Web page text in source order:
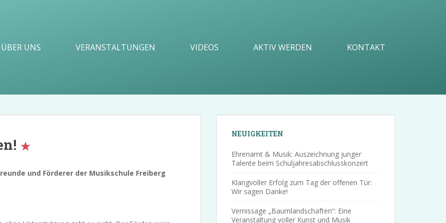
ÜBER UNS VERANSTALTUNGEN VIDEOS AKTIV WERDEN KONTAKT
und Förderer der Musikschule Freiberg
NEUIGKEITEN
Ehrenamt & Musik: Auszeichnung junger
Talente beim Schuljahresabschlusskonzert
Klangvoller Erfolg zum Tag der offenen Tür:
Wir sagen Danke!
Vernissage „Baumlandschaften“: Eine
Veranstaltung voller Kunst und Musik